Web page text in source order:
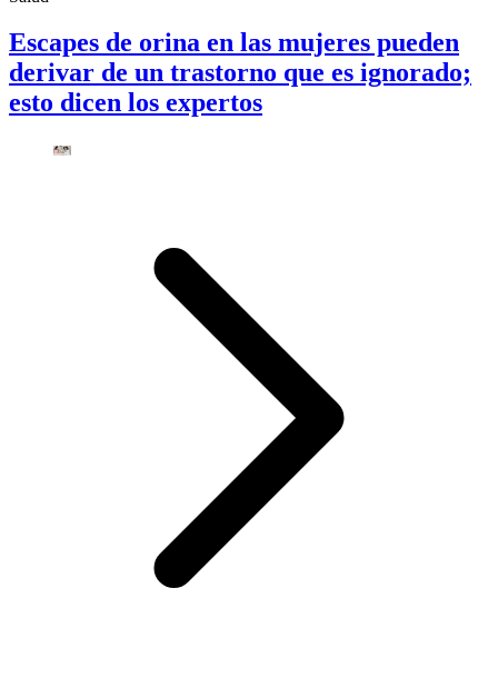
Escapes de orina en las mujeres pueden
derivar de un trastorno que es ignorado;
esto dicen los expertos